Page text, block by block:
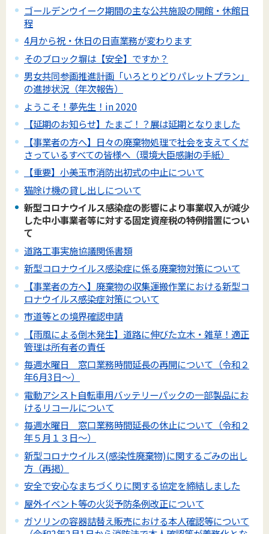
ゴールデンウイーク期間の主な公共施設の開館・休館日
程
4月から祝・休日の日直業務が変わります
そのブロック塀は【安全】ですか？
男女共同参画推進計画「いろとりどりパレットプラン」
の進捗状況（年次報告）
ようこそ！夢先生！in 2020
【延期のお知らせ】たまご！？展は延期となりました
【事業者の方へ】日々の廃棄物処理で社会を支えてくだ
さっているすべての皆様へ（環境大臣感謝の手紙）
【重要】小美玉市消防出初式の中止について
猫除け機の貸し出しについて
新型コロナウイルス感染症の影響により事業収入が減少
した中小事業者等に対する固定資産税の特例措置につい
て
道路工事実施協議関係書類
新型コロナウイルス感染症に係る廃棄物対策について
【事業者の方へ】廃棄物の収集運搬作業における新型コ
ロナウイルス感染症対策について
市道等との境界確認申請
【雨風による倒木発生】道路に伸びた立木・雑草！適正
管理は所有者の責任
毎週水曜日 窓口業務時間延長の再開について（令和２
年6月3日～）
電動アシスト自転車用バッテリーパックの一部製品にお
けるリコールについて
毎週水曜日 窓口業務時間延長の休止について（令和２
年５月１３日～）
新型コロナウイルス(感染性廃棄物)に関するごみの出し
方（再掲）
安全で安心なまちづくりに関する協定を締結しました
屋外イベント等の火災予防条例改正について
ガソリンの容器詰替え販売における本人確認等について